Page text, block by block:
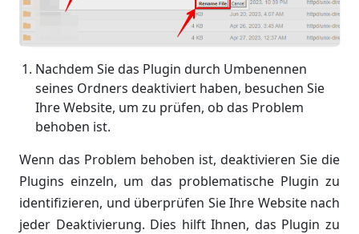
Nachdem Sie das Plugin durch Umbenennen
seines Ordners deaktiviert haben, besuchen Sie
Ihre Website, um zu prüfen, ob das Problem
behoben ist.
Wenn das Problem behoben ist, deaktivieren Sie die
Plugins einzeln, um das problematische Plugin zu
identifizieren, und überprüfen Sie Ihre Website nach
jeder Deaktivierung. Dies hilft Ihnen, das Plugin zu